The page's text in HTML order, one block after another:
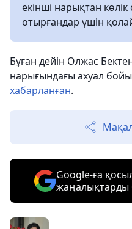
екінші нарықтан
отырғандар үшін
Бұған дейін Олжас
нарығындағы ахуал
хабарланған.
Google-ға
жаңалықтарды